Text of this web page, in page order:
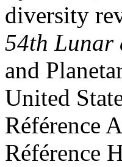
diversity
54th Lunar
and
United
Référence
Référence